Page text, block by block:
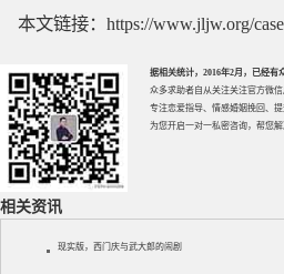
本文链接： https://www.jljw.org/
据相关统计，2016年2月，已经有
众多求助者自从关注关注官方微信
专注恋爱指导、 情感婚姻挽回 、提
为您开启一对一私密咨询，帮您
相关资讯
现实版，西门庆与武大郎的闹剧